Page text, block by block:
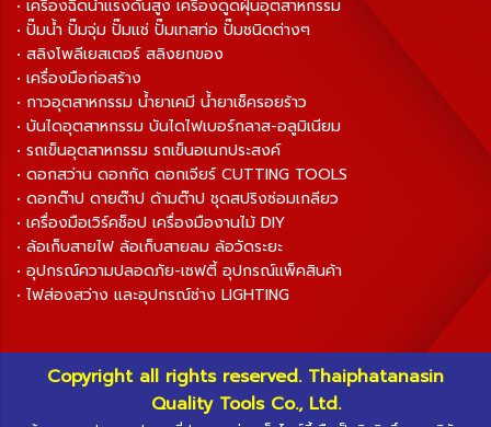
• เครื่องฉีดน้ำแรงดันสูง เครื่องดูดฝุ่นอุตสาหกรรม
• ปั๊มน้ำ ปั๊มจุ่ม ปั๊มแช่ ปั๊มเทสท่อ ปั๊มชนิดต่างๆ
• สลิงโพลีเยสเตอร์ สลิงยกของ
• เครื่องมือก่อสร้าง
• กาวอุตสาหกรรม น้ำยาเคมี น้ำยาเช็ครอยร้าว
• บันไดอุตสาหกรรม บันไดไฟเบอร์กลาส-อลูมิเนียม
• รถเข็นอุตสาหกรรม รถเข็นอเนกประสงค์
• ดอกสว่าน ดอกกัด ดอกเจียร์ CUTTING TOOLS
• ดอกต๊าป ดายต๊าป ด้ามต๊าป ชุดสปริงซ่อมเกลียว
• เครื่องมือเวิร์คช็อป เครื่องมืองานไม้ DIY
• ล้อเก็บสายไฟ ล้อเก็บสายลม ล้อวัดระยะ
• อุปกรณ์ความปลอดภัย-เซฟตี้ อุปกรณ์แพ็คสินค้า
• ไฟส่องสว่าง และอุปกรณ์ช่าง LIGHTING
Copyright all rights reserved. Thaiphatanasin
Quality Tools Co., Ltd.